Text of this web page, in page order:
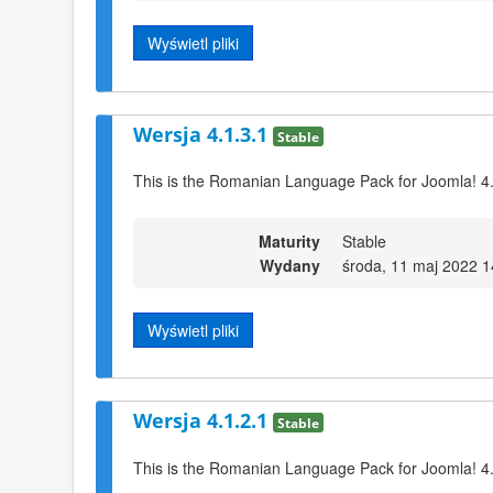
Wyświetl pliki
Wersja 4.1.3.1 Stable
This is the Romanian Language Pack for Joomla!
Maturity
Stable
Wydany
środa, 11 maj 2022
Wyświetl pliki
Wersja 4.1.2.1 Stable
This is the Romanian Language Pack for Joomla!